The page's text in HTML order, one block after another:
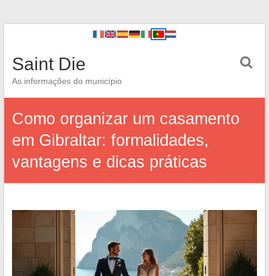
Saint Die
As informações do município
Como organizar um casamento
em Gibraltar: formalidades,
vantagens e dicas práticas